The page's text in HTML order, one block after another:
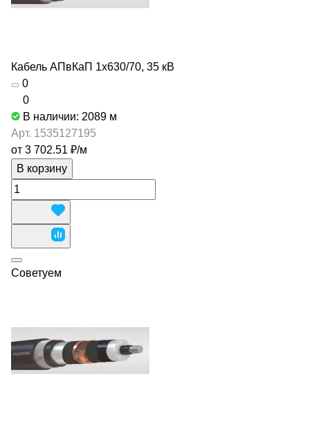
Кабель АПвКаП 1х630/70, 35 кВ
0
0
В наличии: 2089 м
Арт. 1535127195
от 3 702.51 ₽/м
В корзину
Советуем